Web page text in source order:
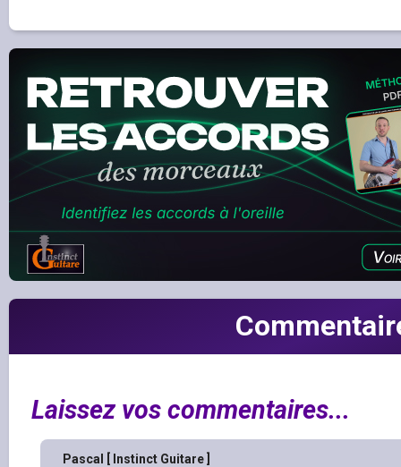
Laissez vos commentaires...
Pascal [ Instinct Guitare ]